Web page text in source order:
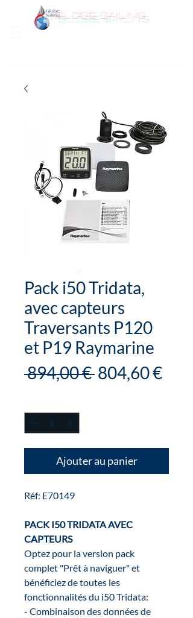
GLOBE SAILING
Pack i50 Tridata,
avec capteurs
Traversants P120
et P19 Raymarine
894,00 € Prix
804,60 €Prix
Ajouter au panier
Réf: E70149
PACK I50 TRIDATA AVEC
CAPTEURS
Optez pour la version pack
complet "Prêt à naviguer" et
bénéficiez de toutes les
fonctionnalités du i50 Tridata:
- Combinaison des données de